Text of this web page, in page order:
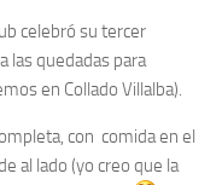
celebró su tercer
las quedadas para
en Collado Villalba).
con comida en el
al lado (yo creo que la